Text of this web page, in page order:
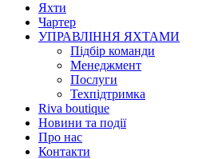
Яхти
Чартер
УПРАВЛІННЯ ЯХТАМИ
Підбір команди
Менеджмент
Послуги
Техпідтримка
Riva boutique
Новини та події
Про нас
Контакти